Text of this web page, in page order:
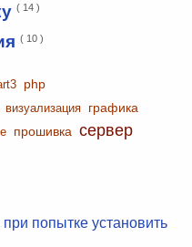
( 14 )
( 10 )
php
визуализация графика
прошивка сервер
попытке установить